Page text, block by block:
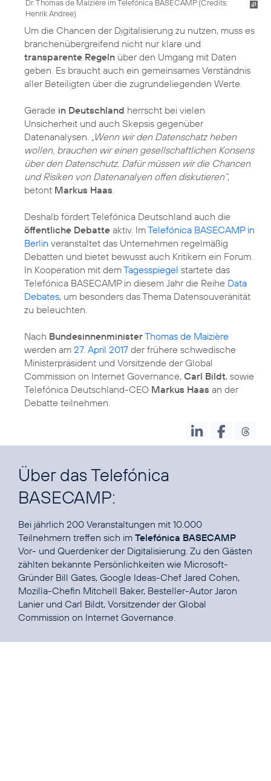
Dr. Thomas de Maizière im Telefónica BASECAMP (Credits:
Henrik Andree)
Um die Chancen der Digitalisierung zu nutzen, muss es
branchenübergreifend nicht nur klare und
transparente Regeln über den Umgang mit Daten
geben. Es braucht auch ein gemeinsames Verständnis
aller Beteiligten über die zugrundeliegenden Werte.
Gerade in Deutschland herrscht bei vielen
Unsicherheit und auch Skepsis gegenüber
Datenanalysen.
„Wenn wir den Datenschatz heben
wollen, brauchen wir einen gesellschaftlichen Konsens
über den Datenschutz. Dafür müssen wir die Chancen
und Risiken von Datenanalyen offen diskutieren“,
betont Markus Haas
Deshalb fördert Telefónica Deutschland auch die
öffentliche Debatte aktiv. ImTelefónica BASECAMP in
Berlin veranstaltet das Unternehmen regelmäßig
Debatten und bietet bewusst auch Kritikern ein Forum.
In Kooperation mit demTagesspiegel startete das
Telefónica BASECAMP in diesem Jahr die Reihe Data
Debates, um besonders das Thema Datensouveränität
zu beleuchten.
Nach BundesinnenministerThomas de Maizière
werden am 27. April 2017 der frühere schwedische
Ministerpräsident und Vorsitzende der Global
Commission on Internet Governance, Carl Bildt, sowie
Telefónica Deutschland-CEO Markus Haas an der
Debatte teilnehmen.
Über das Telefónica
BASECAMP:
Bei jährlich 200 Veranstaltungen mit 10.000
Teilnehmern treffen sich im Telefónica BASECAMP
Vor- und Querdenker der Digitalisierung. Zu den Gästen
zählten bekannte Persönlichkeiten wie Microsoft-
Gründer Bill Gates, Google Ideas-Chef Jared Cohen,
Mozilla-Chefin Mitchell Baker, Besteller-Autor Jaron
Lanierund Carl Bildt, Vorsitzender der Global
Commission on Internet Governance.